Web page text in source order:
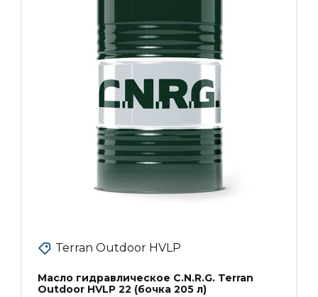
Terran Outdoor HVLP
Масло гидравлическое C.N.R.G. Terran
Outdoor HVLP 22 (бочка 205 л)